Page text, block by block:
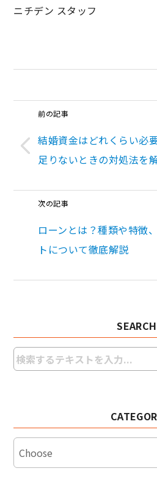
ニチデン スタッフ
前の記事
結婚資金はどれくらい必
足りないときの対処法を
次の記事
ローンとは？種類や特徴
トについて徹底解説
SEARCH